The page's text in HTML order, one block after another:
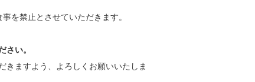
事を禁止とさせていただきます。
さい。
きますよう、よろしくお願いいたしま